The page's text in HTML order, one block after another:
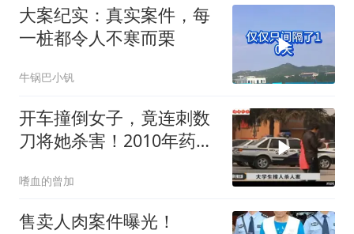
大案纪实：真实案件，每
一桩都令人不寒而栗
牛锅巴小钒
开车撞倒女子，竟连刺数
刀将她杀害！2010年药家
嗜血的曾加
售卖人肉案件曝光！